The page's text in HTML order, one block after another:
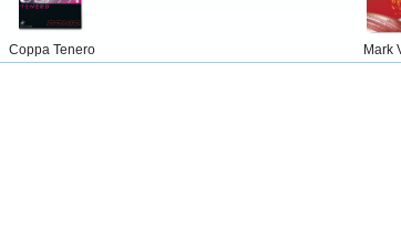
Coppa Tenero Mark